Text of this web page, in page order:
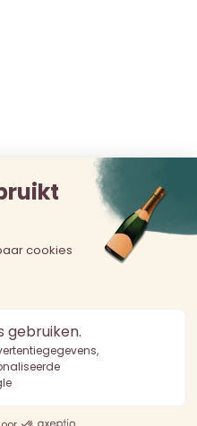
jonger dan 18 jaar is
voor de gezondheid.